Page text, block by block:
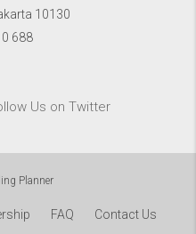
10130
688
Planner
FAQ Contact Us